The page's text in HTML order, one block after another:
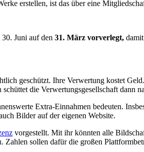
erstellen, ist das über eine
Juni auf den 31. März vorverlegt,
geschützt. Ihre Verwertung kostet
die Verwertungsgesellschaft dann
Extra-Einnahmen bedeuten.
Bilder auf der eigenen Website.
vorgestellt. Mit ihr könnten alle
Zahlen sollen dafür die großen